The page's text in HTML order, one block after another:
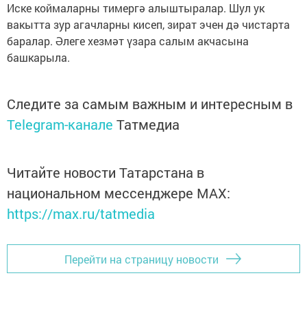
Иске коймаларны тимергә алыштыралар. Шул ук
вакытта зур агачларны кисеп, зират эчен дә чистарта
баралар. Әлеге хезмәт үзара салым акчасына
башкарыла.
Следите за самым важным и интересным в
Telegram-канале Татмедиа
Читайте новости Татарстана в
национальном мессенджере MАХ:
https://max.ru/tatmedia
Перейти на страницу новости